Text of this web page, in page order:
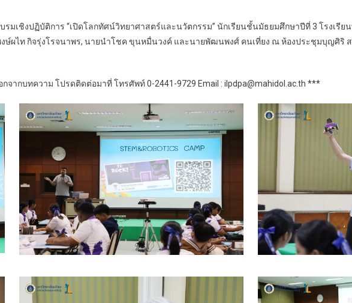
มเชิงปฏิบัติการ “เปิดโลกทัศน์วิทยาศาสตร์และนวัตกรรม” นักเรียนชั้นมัธยมศึกษาปีที่ 3 โรงเรีย
ษ์ผไท กิจรุ่งโรจนาพร, นายนำโชค ขุนหมื่นวงค์ และนายพัฒนพงศ์ คนเที่ยง ณ ห้องประชุมบุญศิ
กบทความ โปรดติดต่อมาที่ โทรศัพท์ 0-2441-9729 Email : ilpdpa@mahidol.ac.th ***